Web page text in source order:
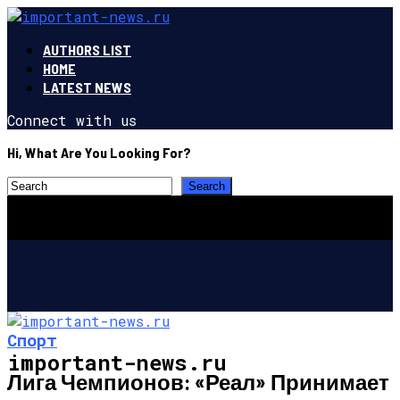
AUTHORS LIST
HOME
LATEST NEWS
Connect with us
Hi, What Are You Looking For?
important-news.ru
Спорт
Лига Чемпионов: «Реал» Принимает